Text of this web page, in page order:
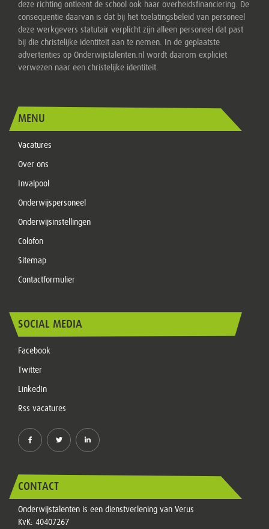
deze richting ontleent de school ook haar overheidsfinanciering. De
consequentie daarvan is dat bij het toelatingsbeleid van personeel
deze werkgevers statutair verplicht zijn alleen personeel dat past
bij die christelijke identiteit aan te nemen. In de geplaatste
advertenties op Onderwijstalenten.nl wordt daarom expliciet
verwezen naar een christelijke identiteit.
MENU
Vacatures
Over ons
Invalpool
Onderwijspersoneel
Onderwijsinstellingen
Colofon
Sitemap
Contactformulier
SOCIAL MEDIA
Facebook
Twitter
LinkedIn
Rss vacatures
CONTACT
Onderwijstalenten is een dienstverlening van Verus
KvK: 40407267